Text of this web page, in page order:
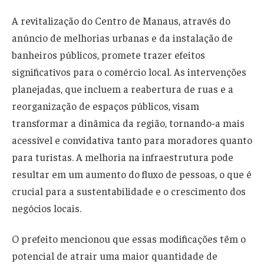
A revitalização do Centro de Manaus, através do
anúncio de melhorias urbanas e da instalação de
banheiros públicos, promete trazer efeitos
significativos para o comércio local. As intervenções
planejadas, que incluem a reabertura de ruas e a
reorganização de espaços públicos, visam
transformar a dinâmica da região, tornando-a mais
acessível e convidativa tanto para moradores quanto
para turistas. A melhoria na infraestrutura pode
resultar em um aumento do fluxo de pessoas, o que é
crucial para a sustentabilidade e o crescimento dos
negócios locais.
O prefeito mencionou que essas modificações têm o
potencial de atrair uma maior quantidade de